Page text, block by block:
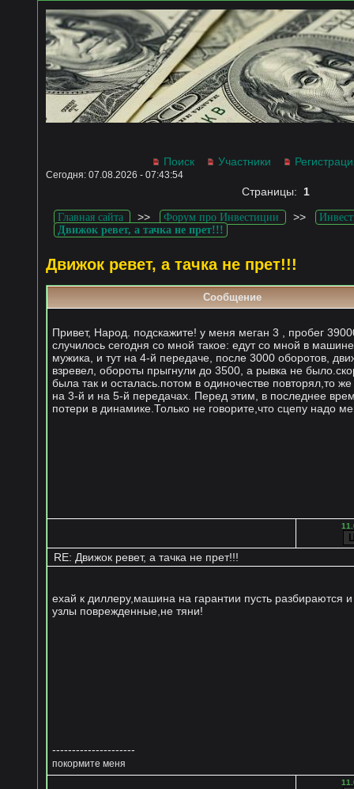
Поиск Участники
Сегодня: 07.08.2026 - 07:43:54
Страницы: 1
Главная сайта >> Форум про Инвестиции >>
Движок ревет, а тачка не прет!!!
Движок ревет, а тачка не прет!!!
Сообщение
Привет, Народ. подскажите! у меня меган 3 , пробег
случилось сегодня со мной такое: едут со мной в
мужика, и тут на 4-й передаче, после 3000 оборотов,
взревел, обороты прыгнули до 3500, а рывка не
была так и осталась.потом в одиночестве повторял,то
на 3-й и на 5-й передачах. Перед этим, в последнее
потери в динамике.Только не говорите,что сцепу надо
RE: Движок ревет, а тачка не прет!!!
ехай к диллеру,машина на гарантии пусть разбираются
узлы поврежденные,не тяни!
---------------------
покормите меня